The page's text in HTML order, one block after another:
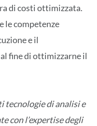
di costi ottimizzata.
le competenze
e il
fine di ottimizzarne il
tecnologie di analisi e
con l’expertise degli